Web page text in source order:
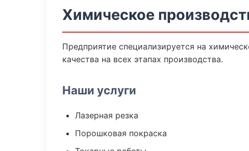
Химическое
Предприятие специализируется на
качества на всех этапах производства.
Наши услуги
Лазерная резка
Порошковая покраска